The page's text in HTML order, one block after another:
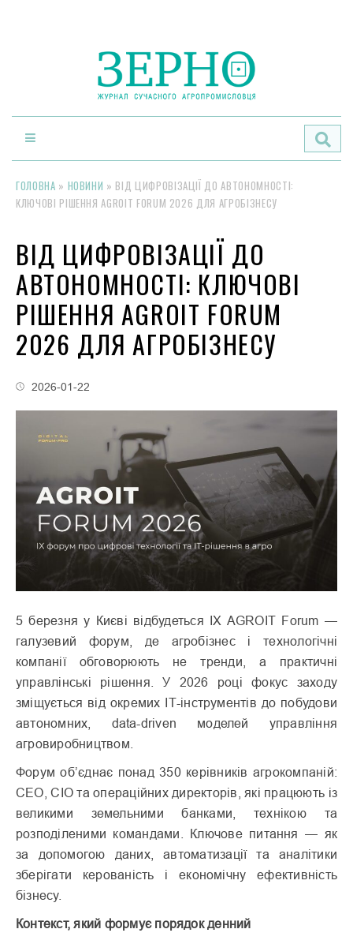
ГОЛОВНА » НОВИНИ » ВІД ЦИФРОВІЗАЦІЇ ДО АВТОНОМНОСТІ:
КЛЮЧОВІ РІШЕННЯ AGROIT FORUM 2026 ДЛЯ АГРОБІЗНЕСУ
ВІД ЦИФРОВІЗАЦІЇ ДО
АВТОНОМНОСТІ: КЛЮЧОВІ
РІШЕННЯ AGROIT FORUM
2026 ДЛЯ АГРОБІЗНЕСУ
2026-01-22
5 березня у Києві відбудеться IX AGROIT Forum —
галузевий форум, де агробізнес і технологічні
компанії обговорюють не тренди, а практичні
управлінські рішення. У 2026 році фокус заходу
зміщується від окремих ІТ-інструментів до побудови
автономних, data-driven моделей управління
агровиробництвом.
Форум об’єднає понад 350 керівників агрокомпаній:
CEO, CIO та операційних директорів, які працюють із
великими земельними банками, технікою та
розподіленими командами. Ключове питання — як
за допомогою даних, автоматизації та аналітики
зберігати керованість і економічну ефективність
бізнесу.
Контекст, який формує порядок денний